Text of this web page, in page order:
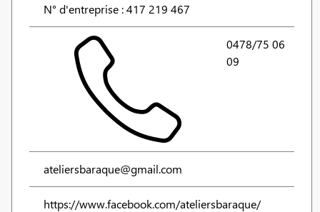
N° d'entreprise : 417 219 467
0478/75 06
09
ateliersbaraque@gmail.com
https://www.facebook.com/ateliersbaraque/